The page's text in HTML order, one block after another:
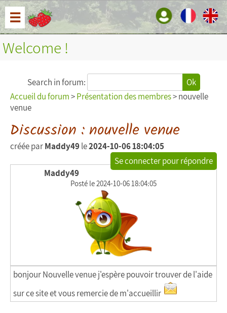
☰
Welcome !
Search in forum:
Ok
Accueil du forum>Présentation des membres> nouvelle
venue
Discussion : nouvelle venue
créée parMaddy49le2024-10-06 18:04:05
Se connecter pour répondre
Maddy49
Posté le 2024-10-06 18:04:05
bonjour Nouvelle venue j'espère pouvoir trouver de l'aide
sur ce site et vous remercie de m'accueillir